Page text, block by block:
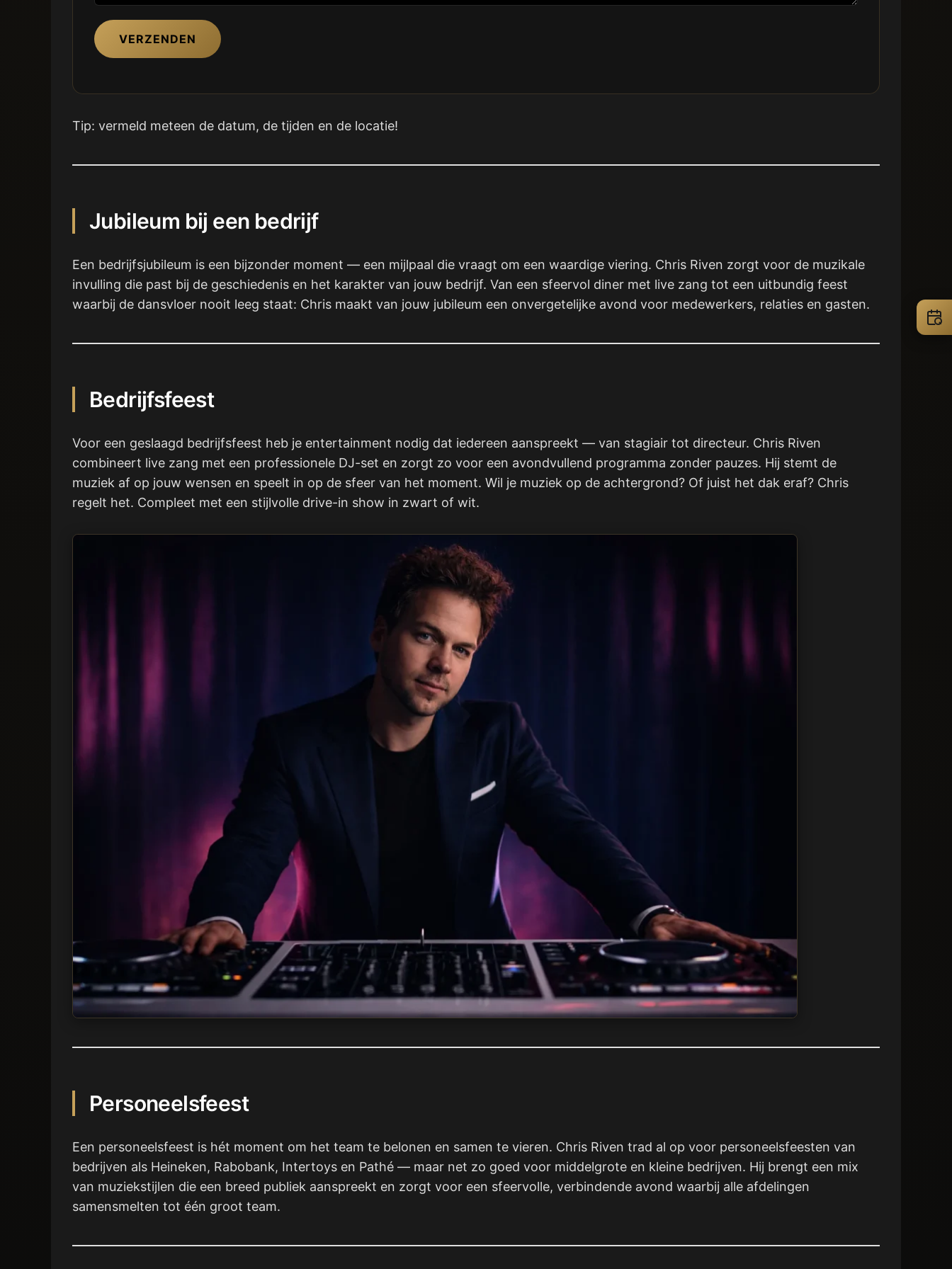
VERZENDEN
Tip: vermeld meteen de datum, de tijden en de locatie!
Jubileum bij een bedrijf
Een bedrijfsjubileum is een bijzonder moment — een mijlpaal die vraagt om een waardige viering. Chris Riven zorgt voor de muzikale
invulling die past bij de geschiedenis en het karakter van jouw bedrijf. Van een sfeervol diner met live zang tot een uitbundig feest
waarbij de dansvloer nooit leeg staat: Chris maakt van jouw jubileum een onvergetelijke avond voor medewerkers, relaties en gasten.
Bedrijfsfeest
Voor een geslaagd bedrijfsfeest heb je entertainment nodig dat iedereen aanspreekt — van stagiair tot directeur. Chris Riven
combineert live zang met een professionele DJ-set en zorgt zo voor een avondvullend programma zonder pauzes. Hij stemt de
muziek af op jouw wensen en speelt in op de sfeer van het moment. Wil je muziek op de achtergrond? Of juist het dak eraf? Chris
regelt het. Compleet met een stijlvolle drive-in show in zwart of wit.
Personeelsfeest
Een personeelsfeest is hét moment om het team te belonen en samen te vieren. Chris Riven trad al op voor personeelsfeesten van
bedrijven als Heineken, Rabobank, Intertoys en Pathé — maar net zo goed voor middelgrote en kleine bedrijven. Hij brengt een mix
van muziekstijlen die een breed publiek aanspreekt en zorgt voor een sfeervolle, verbindende avond waarbij alle afdelingen
samensmelten tot één groot team.